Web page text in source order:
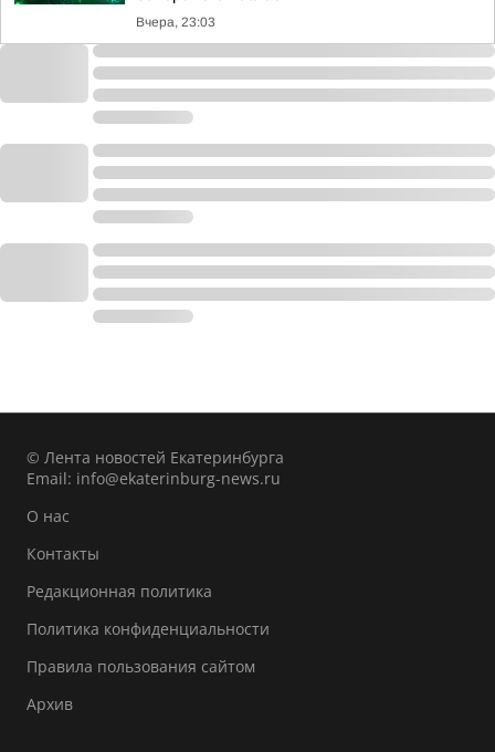
Вчера, 23:03
© Лента новостей Екатеринбурга
Email: info@ekaterinburg-news.ru
О нас
Контакты
Редакционная политика
Политика конфиденциальности
Правила пользования сайтом
Архив